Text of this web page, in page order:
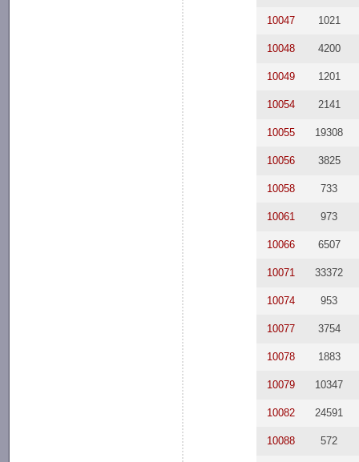
10047 1021
10048 4200
10049 1201
10054 2141
10055 19308
10056 3825
10058 733
10061 973
10066 6507
10071 33372
10074 953
10077 3754
10078 1883
10079 10347
10082 24591
10088 572